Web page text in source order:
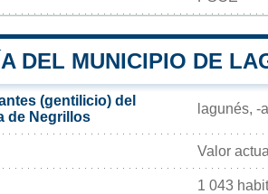
DEL MUNICIPIO DE
(gentilicio) del
de Negrillos
lagunés, -a
Valor actual
1 043